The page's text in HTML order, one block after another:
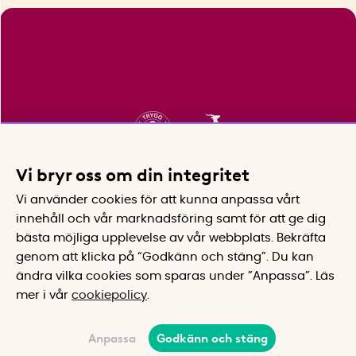
Vi bryr oss om din integritet
Vi använder cookies för att kunna anpassa vårt
innehåll och vår marknadsföring samt för att ge dig
bästa möjliga upplevelse av vår webbplats.
Bekräfta
genom att klicka på “Godkänn och stäng”. Du kan
ändra vilka cookies som sparas under ”Anpassa”.
Läs
mer i vår cookiepolicy
Anpassa Godkänn och stäng